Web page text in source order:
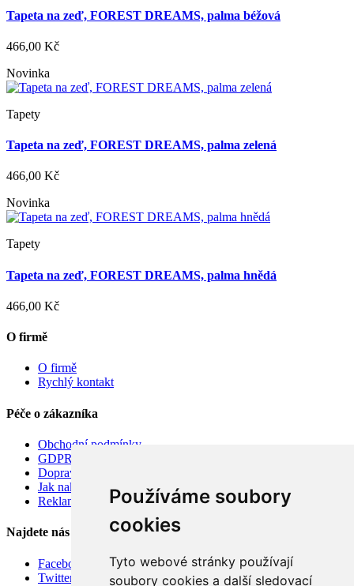
Používáme soubory
cookies
Tyto webové stránky používají
soubory cookies a další sledovací
Tapeta na zeď, FOREST DREAMS, palma béžová
466,00 Kč
Novinka
Tapety
Tapeta na zeď, FOREST DREAMS, palma zelená
466,00 Kč
Novinka
Tapety
Tapeta na zeď, FOREST DREAMS, palma hnědá
466,00 Kč
O firmě
O firmě
Rychlý kontakt
Péče o zákazníka
Obchodní podmínky
GDPR
Doprava
Jak nakupovat
Reklamace
Najdete nás
Facebook
Twitter